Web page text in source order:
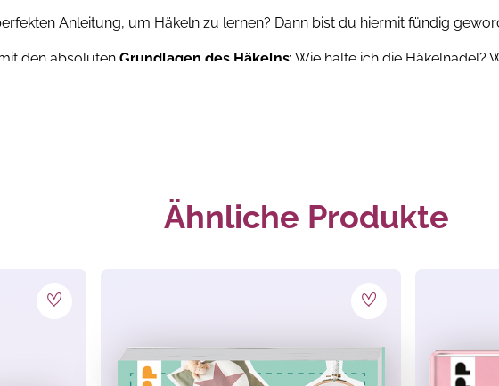
Anleitung, um Häkeln zu lernen? Dann bist du hiermit fündig
den absoluten Grundlagen des Häkelns: Wie halte ich die Häkelnadel?
führt das Buch nach und nach in die
Von Blumenhaarspangen über Lesezeichen bis zu Tier-Amigurumis
geübt werden und mit jedem Projekt werden sich deine Fähigkeiten
Ähnliche Produkte